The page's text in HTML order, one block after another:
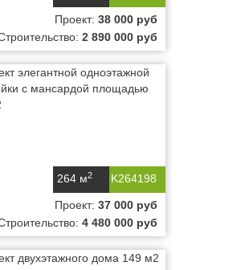
Проект: 38 000 руб
2 890 000 руб
K264198
264 м2
Проект: 37 000 руб
4 480 000 руб